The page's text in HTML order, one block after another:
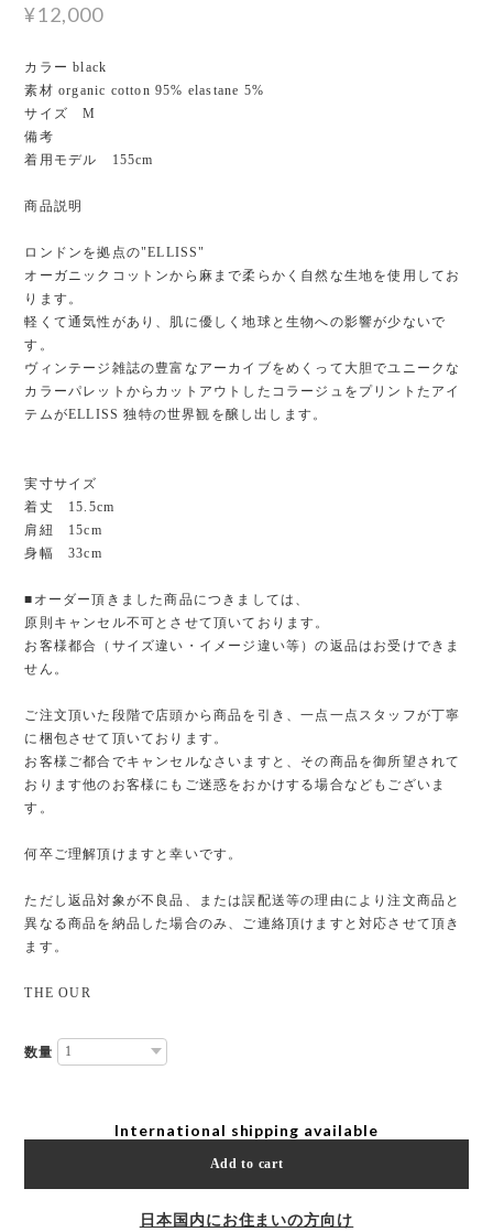
¥12,000
カラー black
素材 organic cotton 95% elastane 5%
サイズ M
備考
着用モデル 155cm
商品説明
ロンドンを拠点の"ELLISS"
オーガニックコットンから麻まで柔らかく自然な生地を使用してお
ります。
軽くて通気性があり、肌に優しく地球と生物への影響が少ないで
す。
ヴィンテージ雑誌の豊富なアーカイブをめくって大胆でユニークな
カラーパレットからカットアウトしたコラージュをプリントたアイ
テムがELLISS 独特の世界観を醸し出します。
実寸サイズ
着丈 15.5cm
肩紐 15cm
身幅 33cm
■オーダー頂きました商品につきましては、
原則キャンセル不可とさせて頂いております。
お客様都合（サイズ違い・イメージ違い等）の返品はお受けできま
せん。
ご注文頂いた段階で店頭から商品を引き、一点一点スタッフが丁寧
に梱包させて頂いております。
お客様ご都合でキャンセルなさいますと、その商品を御所望されて
おります他のお客様にもご迷惑をおかけする場合などもございま
す。
何卒ご理解頂けますと幸いです。
ただし返品対象が不良品、または誤配送等の理由により注文商品と
異なる商品を納品した場合のみ、ご連絡頂けますと対応させて頂き
ます。
THE OUR
数量
International shipping available
Add to cart
日本国内にお住まいの方向け